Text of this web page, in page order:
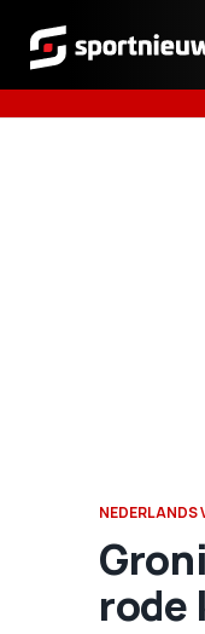
Sportnieuws.nl
NEDERLANDS
rode